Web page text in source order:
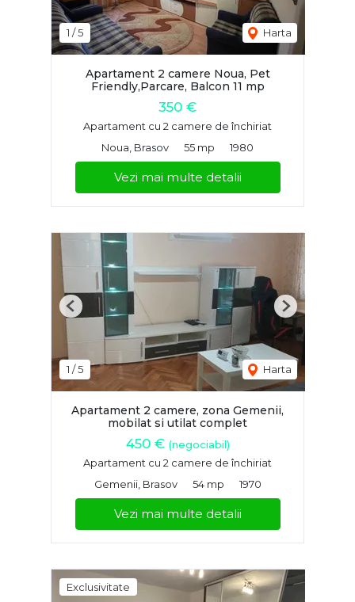
1 /5 Harta
Apartament 2 camere Noua, Pet
Friendly,Parcare, Balcon 11 mp
350 €
Apartament cu 2 camere de închiriat
Noua, Brasov
55 mp 1980
Vezi mai multe detalii
1 /5 Harta
Previous Next
Apartament 2 camere, zona Gemenii,
mobilat si utilat complet
450 € (negociabil)
Apartament cu 2 camere de închiriat
Gemenii, Brasov
54 mp 1970
Vezi mai multe detalii
Exclusivitate